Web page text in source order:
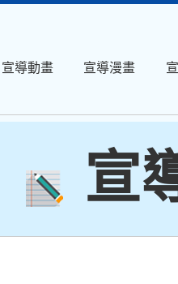
宣導動畫 宣導漫畫
宣